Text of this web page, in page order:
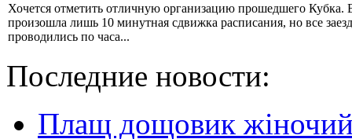
Хочется отметить отличную организацию прошедшего Кубка.
произошла лишь 10 минутная сдвижка расписания, но все
проводились по часа...
Последние новости:
Плащ дощовик